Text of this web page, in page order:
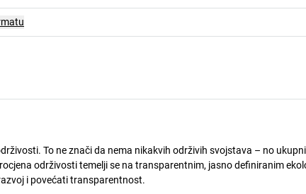
To ne znači da nema nikakvih održivih svojstava – no
održivosti temelji se na transparentnim, jasno definiranim
i povećati transparentnost.